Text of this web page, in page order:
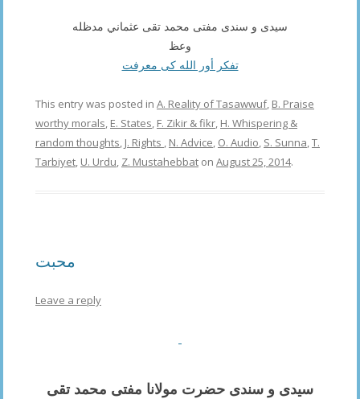
سيدى و سندى مفتى محمد تقى عثماني مدظله
وعظ
تفكر أور الله كى معرفت
This entry was posted in A. Reality of Tasawwuf, B. Praise
worthy morals, E. States, F. Zikir & fikr, H. Whispering &
random thoughts, J. Rights , N. Advice, O. Audio, S. Sunna,T.
Tarbiyet, U. Urdu, Z. Mustahebbat on August 25, 2014.
محبت
Leave a reply
سیدی و سندی حضرت مولانا مفتی محمد تقی